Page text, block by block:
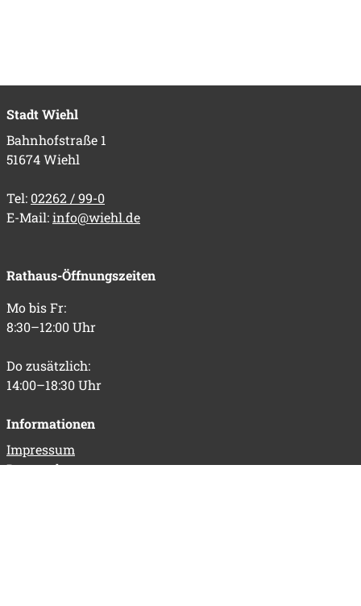
Stadt Wiehl
Bahnhofstraße 1
51674 Wiehl
Tel: 02262 / 99-0
E-Mail:info@wiehl.de
Rathaus-Öffnungszeiten
Mo bis Fr:
8:30–12:00 Uhr
Do zusätzlich:
14:00–18:30 Uhr
Informationen
Impressum
Datenschutz